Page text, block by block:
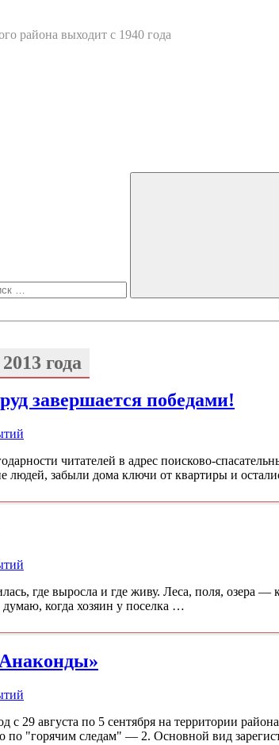
района выходит с 1940 года
года
завершается победами!
читателей в адрес поисково-
забыли дома ключи от квартиры и
где выросла и где живу. Леса, поля, озера
когда хозяин у поселка …
августа по 5 сентября на территории
по "горячим следам" — 2. Основной вид